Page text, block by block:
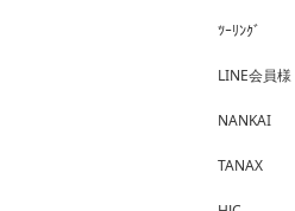
ﾂｰﾘﾝｸﾞ
LINE会員様
NANKAI
TANAX